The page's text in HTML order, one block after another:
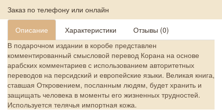
Заказ по телефону или онлайн
Описание Характеристики
Отзывы (0)
В подарочном издании в коробе представлен
комментированный смысловой перевод Корана на основе
арабских комментариев с использованием авторитетных
переводов на персидский и европейские языки. Великая книга,
ставшая Откровением, посланным людям, будет хранить и
защищать человека в моменты его жизненных трудностей.
Используется телячья импортная кожа.